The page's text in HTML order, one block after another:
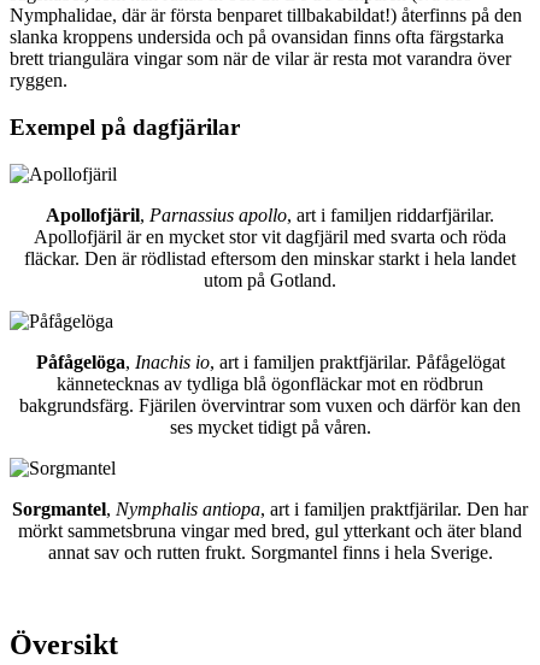
Nymphalidae, där är första benparet tillbakabildat!) återfinns på den
slanka kroppens undersida och på ovansidan finns ofta färgstarka
brett triangulära vingar som när de vilar är resta mot varandra över
ryggen.
Exempel på dagfjärilar
Apollofjäril, Parnassius apollo, art i familjen riddarfjärilar.
Apollofjäril är en mycket stor vit dagfjäril med svarta och röda
fläckar. Den är rödlistad eftersom den minskar starkt i hela landet
utom på Gotland.
Påfågelöga, Inachis io, art i familjen praktfjärilar. Påfågelögat
kännetecknas av tydliga blå ögonfläckar mot en rödbrun
bakgrundsfärg. Fjärilen övervintrar som vuxen och därför kan den
ses mycket tidigt på våren.
Sorgmantel, Nymphalis antiopa, art i familjen praktfjärilar. Den har
mörkt sammetsbruna vingar med bred, gul ytterkant och äter bland
annat sav och rutten frukt. Sorgmantel finns i hela Sverige.
Översikt